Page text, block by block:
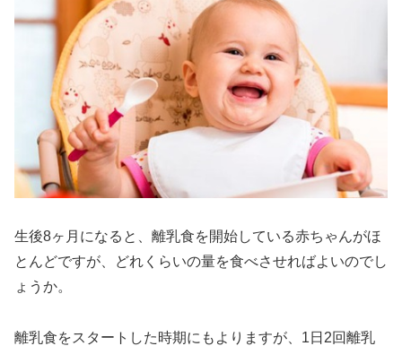
生後8ヶ月になると、離乳食を開始している赤ちゃんがほ
とんどですが、どれくらいの量を食べさせればよいのでし
ょうか。
離乳食をスタートした時期にもよりますが、1日2回離乳